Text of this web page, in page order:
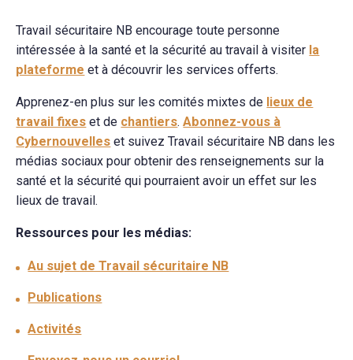
Travail sécuritaire NB encourage toute personne
intéressée à la santé et la sécurité au travail à visiter la
plateforme et à découvrir les services offerts.
Apprenez-en plus sur les comités mixtes de lieux de
travail fixes et de chantiers.Abonnez-vous à
Cybernouvelles et suivez Travail sécuritaire NB dans les
médias sociaux pour obtenir des renseignements sur la
santé et la sécurité qui pourraient avoir un effet sur les
lieux de travail.
Ressources pour les médias:
Au sujet de Travail sécuritaire NB
Publications
Activités